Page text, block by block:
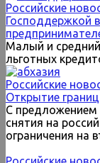
Российские
Господдержкой
Малый и
льготных
Российские
Открытие
С предложением
снятия на
ограничения на